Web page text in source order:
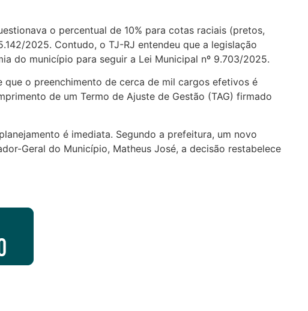
o percentual de 10% para cotas raciais (pretos,
2025. Contudo, o TJ-RJ entendeu que a legislação
do município para seguir a Lei Municipal nº 9.703/2025.
o preenchimento de cerca de mil cargos efetivos é
de um Termo de Ajuste de Gestão (TAG) firmado
é imediata. Segundo a prefeitura, um novo
Geral do Município, Matheus José, a decisão restabelece